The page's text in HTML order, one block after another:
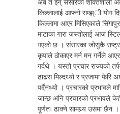
किल्लालाई आफ्नो सम्झ्ी योग
किल्लामा आएर मिसिएकाले
माटाका गारा जस्तोलाई आज
गएको छ । संसारका जोसुकै
कृपाले ठोकाएर मर्न मन गर्नेले
गर्दथे । यस्तो प्रचार राज्यको
ढाढस मिल्दथ्यो र प्रजामा फेरि
पर्दैनथ्यो । प्रचारको प्रभावले
जान्छ अनि प्रचारको प्रभावले
पूर्णतः ढाक्ने सामथ्र्य उसमा छैन ।